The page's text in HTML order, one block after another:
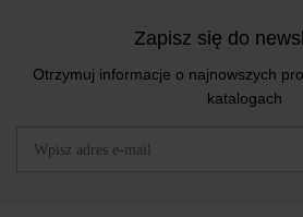
Zapisz się do
Otrzymuj informacje o najnowszych
katalogach